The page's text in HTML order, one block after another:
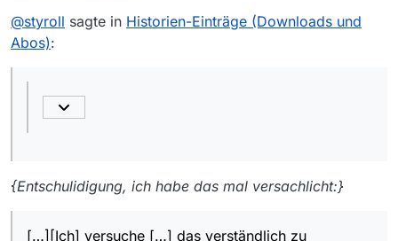
@styroll sagte in Historien-Einträge (Downloads und
Abos):
{Entschulidigung, ich habe das mal versachlicht:}
[…][Ich] versuche […] das verständlich zu